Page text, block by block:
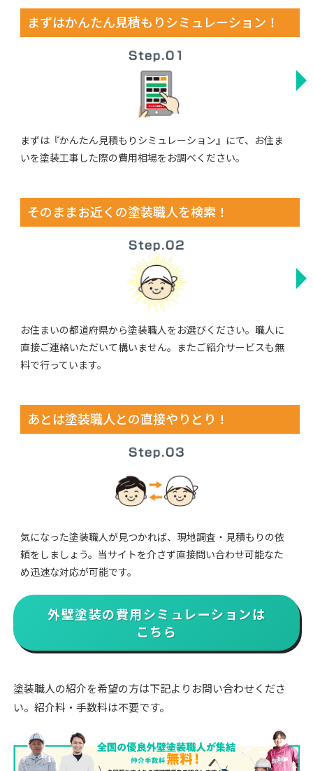
まずはかんたん見積もりシミュレーション！
まずは『かんたん見積もりシミュレーション』にて、お住ま
いを塗装工事した際の費用相場をお調べください。
そのままお近くの塗装職人を検索！
お住まいの都道府県から塗装職人をお選びください。職人に
直接ご連絡いただいて構いません。またご紹介サービスも無
料で行っています。
あとは塗装職人との直接やりとり！
気になった塗装職人が見つかれば、現地調査・見積もりの依
頼をしましょう。当サイトを介さず直接問い合わせ可能なた
め迅速な対応が可能です。
外壁塗装の費用シミュレーションは
こちら
塗装職人の紹介を希望の方は下記よりお問い合わせくださ
い。紹介料・手数料は不要です。